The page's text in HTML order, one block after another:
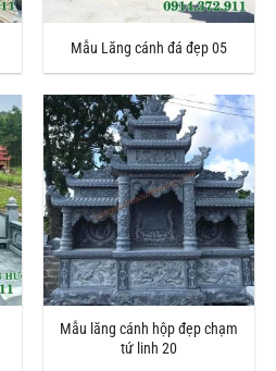
Mẫu Lăng cánh đá đẹp 05
Mẫu lăng cánh hộp đẹp chạm
tứ linh 20